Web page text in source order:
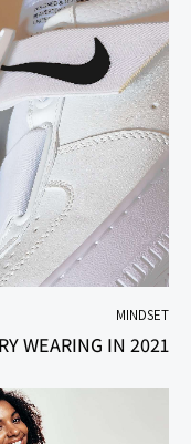
MINDSET
WEARING IN 2021